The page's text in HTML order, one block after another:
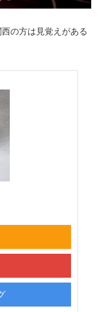
の方は見覚えがある